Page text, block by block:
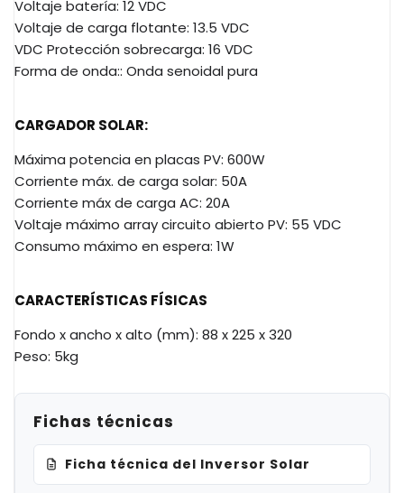
Voltaje batería: 12 VDC
Voltaje de carga flotante: 13.5 VDC
VDC Protección sobrecarga: 16 VDC
Forma de onda:: Onda senoidal pura
CARGADOR SOLAR:
Máxima potencia en placas PV: 600W
Corriente máx. de carga solar: 50A
Corriente máx de carga AC: 20A
Voltaje máximo array circuito abierto PV: 55 VDC
Consumo máximo en espera: 1W
CARACTERÍSTICAS FÍSICAS
Fondo x ancho x alto (mm): 88 x 225 x 320
Peso: 5kg
Fichas técnicas
Ficha técnica del Inversor Solar